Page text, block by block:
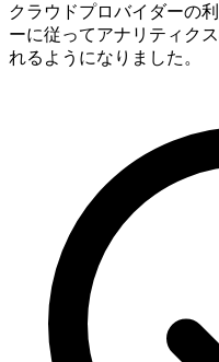
クラウドプロバイダーの
ーに従ってアナリティク
れるようになりました。